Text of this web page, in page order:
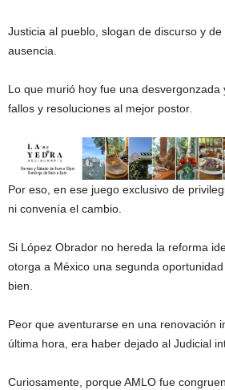
Justicia al pueblo, slogan de discurso y
ausencia.
Lo que murió hoy fue una desvergonzada
fallos y resoluciones al mejor postor.
Por eso, en ese juego exclusivo de
ni convenía el cambio.
Si López Obrador no hereda la reforma
otorga a México una segunda
bien.
Peor que aventurarse en una renovación
última hora, era haber dejado al Judicial
Curiosamente, porque AMLO fue